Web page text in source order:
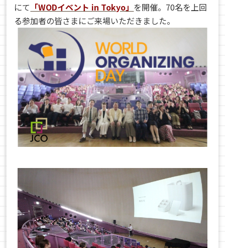
にて 「WODイベント in Tokyo」 を開催。70名を上回
る参加者の皆さまにご来場いただきました。